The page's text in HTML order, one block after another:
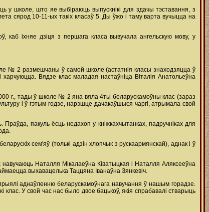
школе, што яе выбіраюць выпускнікі для здачы тэставання, з
сярод 10-11-ых такіх класаў 5. Ды ўжо і таму варта вучыцца на
каб іхняе дзіця з першага класа вывучала ангельскую мову, у
№ 2 размешчаны ў самой школе (астатнія класы знаходзяцца ў
Вядзе клас маладая настаўніца Віталія Анатольеўна
г., тады ў школе № 2 яна вяла 4ты беларускамоўны клас (зараз
і ў гэтым годзе, нарэшце дачакаўшыся чаргі, атрымала свой
Праўда, пакуль ёсць недахоп у кніжкахчытанках, падручніках для
сем'яў (толькі адзін хлопчык з рускаармянскай), аднак і ў
навучаюць Наталля Мікалаеўна Ківатыцкая і Наталля Аляксееўна
выхавацелька Таццяна Іванаўна Зянкевіч.
аднаўленню беларускамоўнага навучання ў нашым горадзе.
клас. У свой час нас было двое бацькоў, якія спрабавалі стварыць